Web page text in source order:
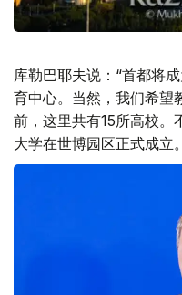
库勒巴耶夫说：“首都将
育中心。当然，我们希望
前，这里共有15所高校。
大学在世博园区正式成立